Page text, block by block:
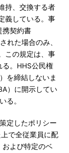
持、交換する者
義している。事
携契約書
れた場合のみ、
この規定は、事
る。HHS公民権
を締結しないま
）に開示してい
る。
定したポリシー
で全従業員に配
および特定のベ